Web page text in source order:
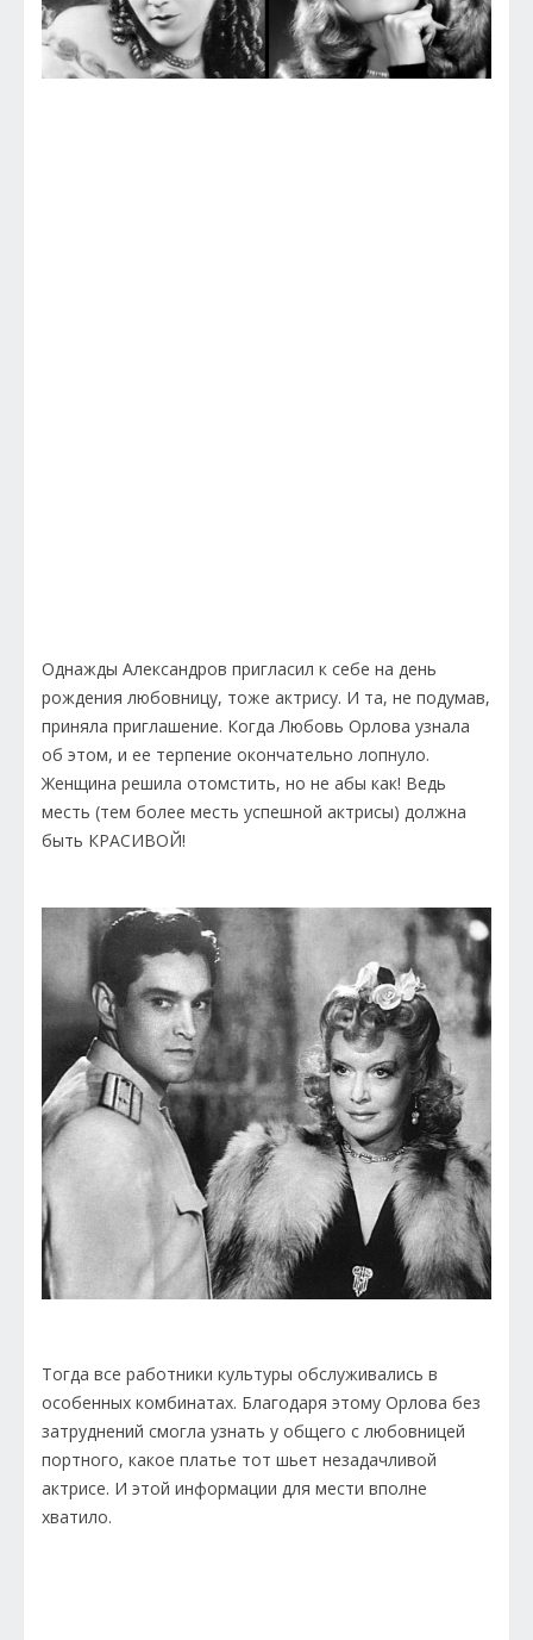
Однажды Александров пригласил к себе на день
рождения любовницу, тоже актрису. И та, не подумав,
приняла приглашение. Когда Любовь Орлова узнала
об этом, и ее терпение окончательно лопнуло.
Женщина решила отомстить, но не абы как! Ведь
месть (тем более месть успешной актрисы) должна
быть КРАСИВОЙ!
Тогда все работники культуры обслуживались в
особенных комбинатах. Благодаря этому Орлова без
затруднений смогла узнать у общего с любовницей
портного, какое платье тот шьет незадачливой
актрисе. И этой информации для мести вполне
хватило.